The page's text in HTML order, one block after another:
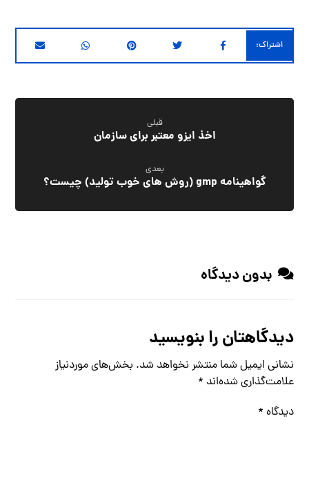
قبلی
اخذ ایزو معتبر برای سازمان
بعدی
گواهینامه gmp (روش های خوب تولید) چیست؟
بدون دیدگاه
دیدگاهتان را بنویسید
نشانی ایمیل شما منتشر نخواهد شد. بخش‌های موردنیاز
علامت‌گذاری شده‌اند *
دیدگاه *